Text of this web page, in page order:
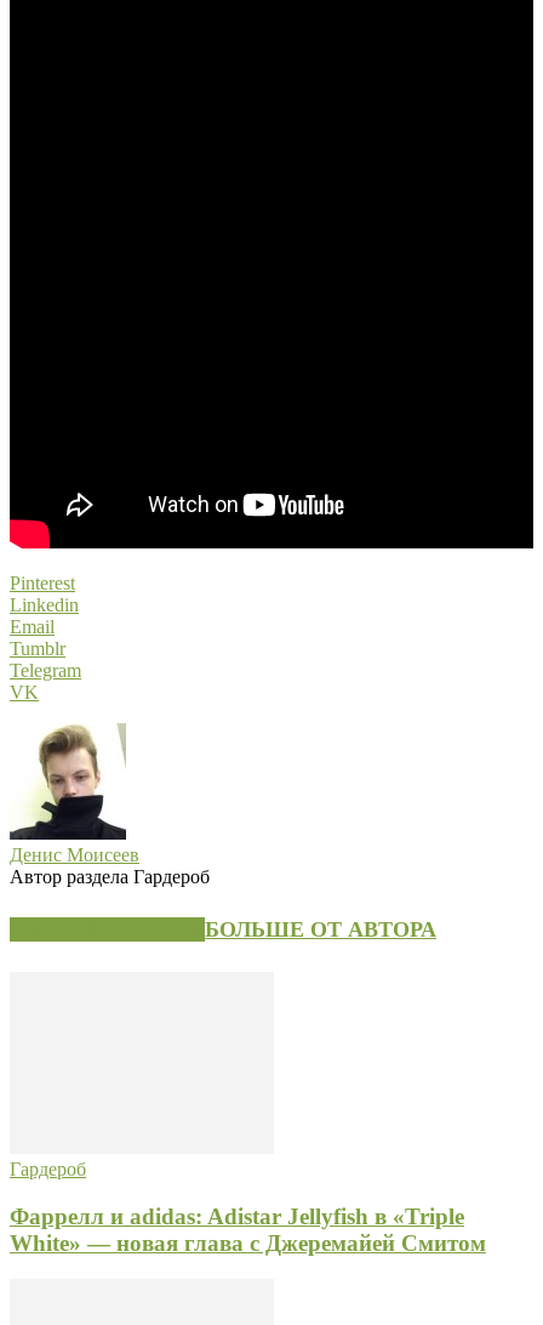
Pinterest
Linkedin
Email
Tumblr
Telegram
VK
Денис Моисеев
Автор раздела Гардероб
БОЛЬШЕ ОТ АВТОРА
Гардероб
Фаррелл и adidas: Adistar Jellyfish в «Triple
White» — новая глава с Джеремайей Смитом